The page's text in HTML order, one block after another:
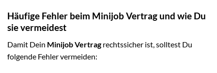
Häufige Fehler beim Minijob Vertrag und wie Du
sie vermeidest
Damit Dein Minijob Vertragrechtssicher ist, solltest Du
folgende Fehler vermeiden: